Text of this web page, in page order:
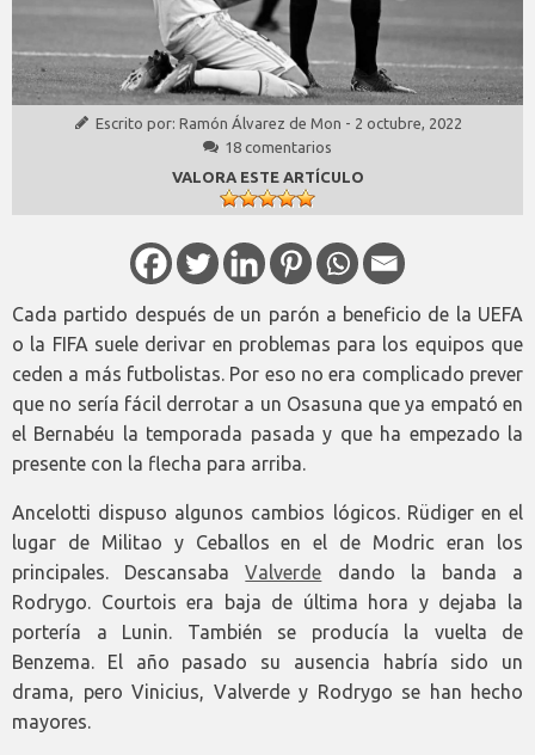
Escrito por: Ramón Álvarez de Mon - 2 octubre, 2022
18 comentarios
VALORA ESTE ARTÍCULO
Cada partido después de un parón a beneficio de la UEFA
o la FIFA suele derivar en problemas para los equipos que
ceden a más futbolistas. Por eso no era complicado prever
que no sería fácil derrotar a un Osasuna que ya empató en
el Bernabéu la temporada pasada y que ha empezado la
presente con la flecha para arriba.
Ancelotti dispuso algunos cambios lógicos. Rüdiger en el
lugar de Militao y Ceballos en el de Modric eran los
principales. DescansabaValverde dando la banda a
Rodrygo. Courtois era baja de última hora y dejaba la
portería a Lunin. También se producía la vuelta de
Benzema. El año pasado su ausencia habría sido un
drama, pero Vinicius, Valverde y Rodrygo se han hecho
mayores.